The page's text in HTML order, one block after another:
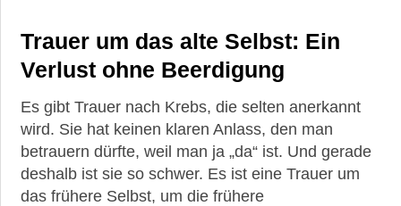
Trauer um das alte Selbst: Ein
Verlust ohne Beerdigung
Es gibt Trauer nach Krebs, die selten anerkannt
wird. Sie hat keinen klaren Anlass, den man
betrauern dürfte, weil man ja „da“ ist. Und gerade
deshalb ist sie so schwer. Es ist eine Trauer um
das frühere Selbst, um die frühere